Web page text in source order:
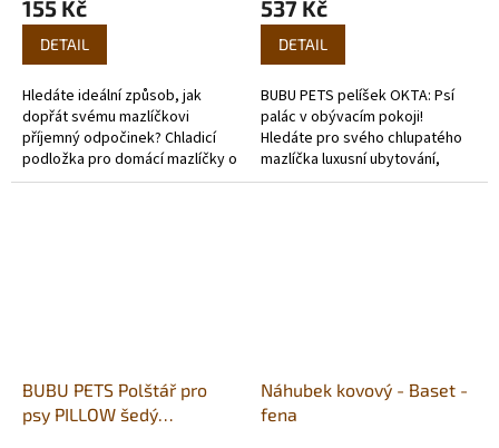
155 Kč
DETAIL
Hledáte ideální způsob, jak
dopřát svému mazlíčkovi
příjemný odpočinek? Chladicí
podložka pro domácí mazlíčky o
rozměrech 40 x 55 cm je
537 Kč
DETAIL
BUBU PETS pelíšek OKTA: Psí
palác v obývacím pokoji!
Hledáte pro svého chlupatého
mazlíčka luxusní ubytování,
které by záviděl i samotný pes z
BUBU PETS Polštář pro
psy PILLOW šedý
Náhubek kovový - Baset -
fena